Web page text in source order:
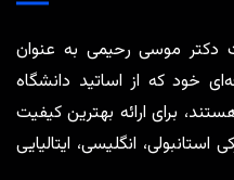
دکتر موسی رحیمی به عنوان
خود که از اساتید دانشگاه
برای ارائه بهترین کیفیت
انگلیسی، ایتالیایی